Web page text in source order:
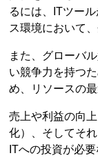
るには、ITツー
ス環境において
また、グローバ
い競争力を持つ
め、リソースの
売上や利益の向
化）、そしてそ
ITへの投資が必要